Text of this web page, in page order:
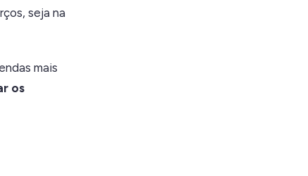
seja na
mais
os